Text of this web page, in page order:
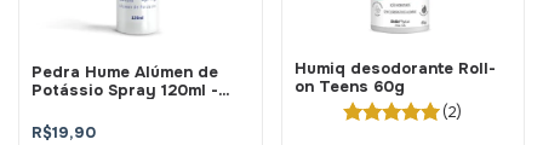
Pedra Hume Alúmen de
Potássio Spray 120ml -
R$19,90
Humiq desodorante Roll-
on Teens 60g
(2)